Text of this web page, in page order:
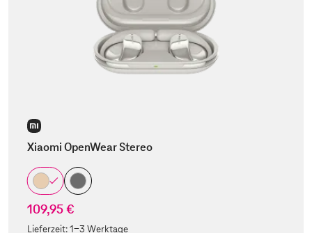
Xiaomi OpenWear Stereo
109,95 €
Lieferzeit:1-3 Werktage